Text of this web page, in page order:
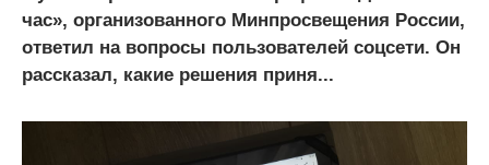
час», организованного Минпросвещения России,
ответил на вопросы пользователей соцсети. Он
рассказал, какие решения приня...